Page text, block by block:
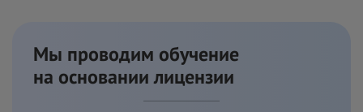
Мы проводим обучение
на основании лицензии